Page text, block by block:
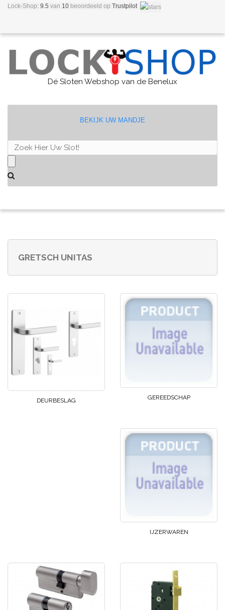
Lock-Shop: 9.5 van 10 beoordeeld op Trustpilot
Dé Sloten Webshop van de Benelux
BEKIJK UW MANDJE
GRETSCH UNITAS
DEURBESLAG GEREEDSCHAP
IJZERWAREN